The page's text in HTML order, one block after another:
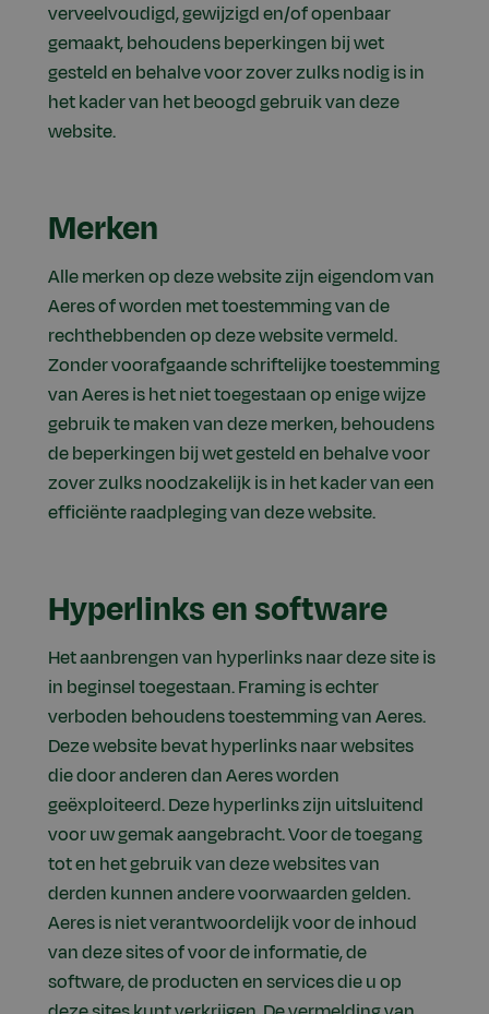
verveelvoudigd, gewijzigd en/of openbaar
gemaakt, behoudens beperkingen bij wet
gesteld en behalve voor zover zulks nodig is in
het kader van het beoogd gebruik van deze
website.
Merken
Alle merken op deze website zijn eigendom van
Aeres of worden met toestemming van de
rechthebbenden op deze website vermeld.
Zonder voorafgaande schriftelijke toestemming
van Aeres is het niet toegestaan op enige wijze
gebruik te maken van deze merken, behoudens
de beperkingen bij wet gesteld en behalve voor
zover zulks noodzakelijk is in het kader van een
efficiënte raadpleging van deze website.
Hyperlinks en software
Het aanbrengen van hyperlinks naar deze site is
in beginsel toegestaan. Framing is echter
verboden behoudens toestemming van Aeres.
Deze website bevat hyperlinks naar websites
die door anderen dan Aeres worden
geëxploiteerd. Deze hyperlinks zijn uitsluitend
voor uw gemak aangebracht. Voor de toegang
tot en het gebruik van deze websites van
derden kunnen andere voorwaarden gelden.
Aeres is niet verantwoordelijk voor de inhoud
van deze sites of voor de informatie, de
software, de producten en services die u op